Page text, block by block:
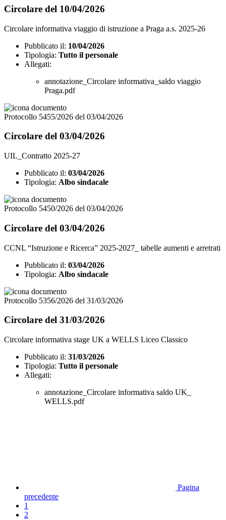
Circolare del 10/04/2026
Circolare informativa viaggio di istruzione a Praga a.s. 2025-26
Pubblicato il: 10/04/2026
Tipologia: Tutto il personale
Allegati:
annotazione_Circolare informativa_saldo viaggio
Praga.pdf
Protocollo 5455/2026 del 03/04/2026
Circolare del 03/04/2026
UIL_Contratto 2025-27
Pubblicato il: 03/04/2026
Tipologia: Albo sindacale
Protocollo 5450/2026 del 03/04/2026
Circolare del 03/04/2026
CCNL “Istruzione e Ricerca” 2025-2027_ tabelle aumenti e arretrati
Pubblicato il: 03/04/2026
Tipologia: Albo sindacale
Protocollo 5356/2026 del 31/03/2026
Circolare del 31/03/2026
Circolare informativa stage UK a WELLS Liceo Classico
Pubblicato il: 31/03/2026
Tipologia: Tutto il personale
Allegati:
annotazione_Circolare informativa saldo UK_
WELLS.pdf
Pagina
precedente
1
2